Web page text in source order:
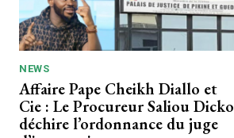
NEWS
Affaire Pape Cheikh Diallo et
Cie : Le Procureur Saliou Dicko
déchire l’ordonnance du juge